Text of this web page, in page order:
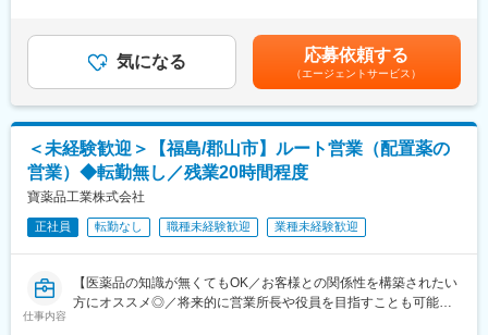
る検査機器の製造販売や人工呼吸器などの治療装置、AEDの普及
などを主な役割としています。フクダ電子は1948年創業の医療機
器専門メーカーです。心電計をはじめ、検査機器や治療機器およ
ップクラスのシェアを誇り、医療従事者間でもフクダ電子という
ブランドの強みがある、幅広い分野の医療機器を扱ってきた老舗
医療機器メーカーです。
治験が成功するためにはCRCの役割が非常に重要で、医療の進歩
に貢献できるやりがいのある仕事です。
※担当する医療機関に常駐しての業務となります。
■治験コーディネーターで得られるスキル：
（1）コミュニケーション力：
患者さんに治験の内容をわかりやすく説明したり、医師や看護師
と連携することで伝える力が身に付きます。
（2）スケジュール管理力：
治験には決まった検査や診察の予定があるため、患者さんが無理
薬の種類や副作用、検査の内容など、医療に関する知識が自然と
増えていきます。薬剤師や看護師と話す機会も多いため学ぶこと
る可能性があります。月給(月額)は固定手当を含めた表記です。
気になる 応募依頼する
（エージェントサービス）
＜未経験歓迎＞【福島/郡山市】ルート営業（配置薬の
営業）◆転勤無し／残業20時間程度
寶薬品工業株式会社
正社員 転勤なし 職種未経験歓迎 業種未経験歓迎
仕事内容
【医薬品の知識が無くてもOK／お客様との関係性を構築されたい
方にオススメ◎／将来的に営業所長や役員を目指すことも可能／